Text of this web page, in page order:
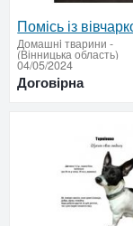
Домашнi тварини -
(Вінницька область)
04/05/2024
Договірна